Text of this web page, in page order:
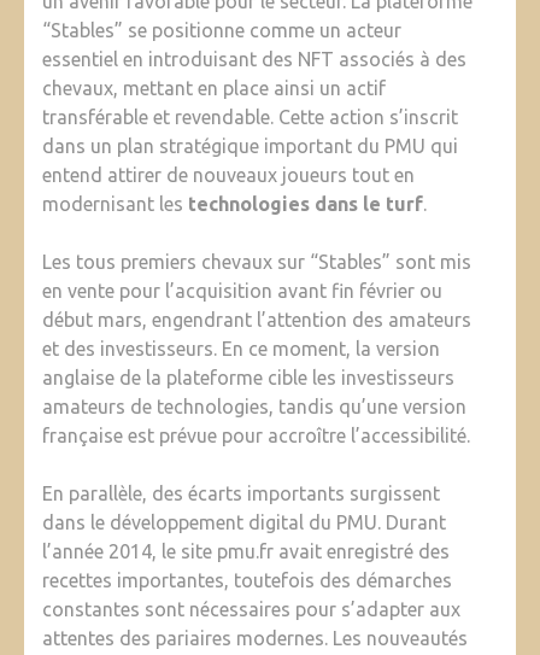
“Stables” se positionne comme un acteur
essentiel en introduisant des NFT associés à des
chevaux, mettant en place ainsi un actif
transférable et revendable. Cette action s’inscrit
dans un plan stratégique important du PMU qui
entend attirer de nouveaux joueurs tout en
modernisant les technologies dans le turf.
Les tous premiers chevaux sur “Stables” sont mis
en vente pour l’acquisition avant fin février ou
début mars, engendrant l’attention des amateurs
et des investisseurs. En ce moment, la version
anglaise de la plateforme cible les investisseurs
amateurs de technologies, tandis qu’une version
française est prévue pour accroître l’accessibilité.
En parallèle, des écarts importants surgissent
dans le développement digital du PMU. Durant
l’année 2014, le site pmu.fr avait enregistré des
recettes importantes, toutefois des démarches
constantes sont nécessaires pour s’adapter aux
attentes des pariaires modernes. Les nouveautés